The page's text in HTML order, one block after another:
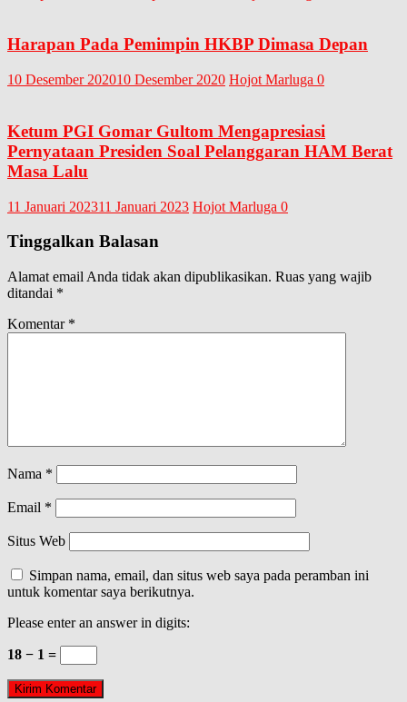
Harapan Pada Pemimpin HKBP Dimasa Depan
10 Desember 202010 Desember 2020 Hojot Marluga 0
Ketum PGI Gomar Gultom Mengapresiasi
Pernyataan Presiden Soal Pelanggaran HAM Berat
Masa Lalu
11 Januari 202311 Januari 2023 Hojot Marluga 0
Tinggalkan Balasan
Alamat email Anda tidak akan dipublikasikan. Ruas yang wajib
ditandai *
Komentar *
Nama *
Email *
Situs Web
Simpan nama, email, dan situs web saya pada peramban ini
untuk komentar saya berikutnya.
Please enter an answer in digits:
18 − 1 =